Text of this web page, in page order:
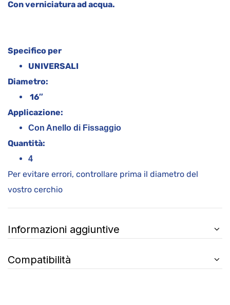
Con verniciatura ad acqua.
Specifico per
UNIVERSALI
Diametro:
16″
Applicazione:
Con Anello di Fissaggio
Quantità:
4
Per evitare errori, controllare prima il diametro del
vostro cerchio
Informazioni aggiuntive
Compatibilità